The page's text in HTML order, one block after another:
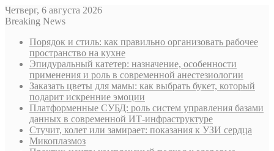
Четверг, 6 августа 2026
Breaking News
Порядок и стиль: как правильно организовать рабочее
пространство на кухне
Эпидуральный катетер: назначение, особенности
применения и роль в современной анестезиологии
Заказать цветы для мамы: как выбрать букет, который
подарит искренние эмоции
Платформенные СУБД: роль систем управления базами
данных в современной ИТ-инфраструктуре
Стучит, колет или замирает: показания к УЗИ сердца
Микоплазмоз